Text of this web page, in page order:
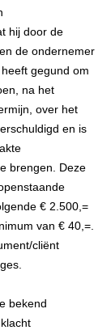
hij door de
de ondernemer
gegund om
na het
over het
en is
brengen. Deze
€ 2.500,=
van € 40,=.
cliënt
bekend